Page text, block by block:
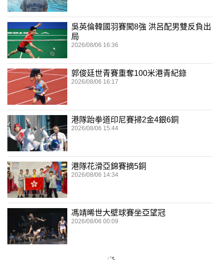
吳英倫韓國羽賽闖8強 洪呂配男雙反負出
局
2026/08/06 16:36
郭俊廷世青賽重奪100米港青紀錄
2026/08/06 16:17
港隊跆拳道印尼賽掃2金4銀6銅
2026/08/06 15:44
港隊花滑亞錦賽摘5銅
2026/08/06 14:34
馮靖晞世大壁球賽坐亞望冠
2026/08/06 00:09